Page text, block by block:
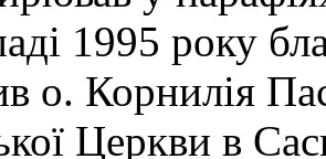
1995 року
о. Корнилія
Церкви в